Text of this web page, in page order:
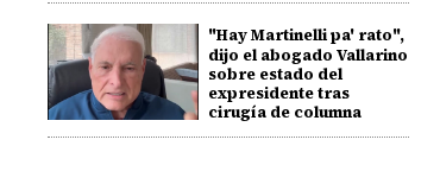
"Hay Martinelli pa' rato",
dijo el abogado Vallarino
sobre estado del
expresidente tras
cirugía de columna